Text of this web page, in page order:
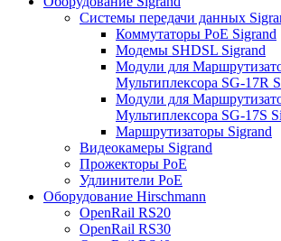
Системы передачи данных
Коммутаторы PoE Sigrand
Модемы SHDSL Sigrand
Модули для
Мультиплексора SG-17R
Модули для
Мультиплексора SG-17S
Маршрутизаторы Sigrand
Видеокамеры Sigrand
Прожекторы PoE
Удлинители PoE
Оборудование Hirschmann
OpenRail RS20
OpenRail RS30